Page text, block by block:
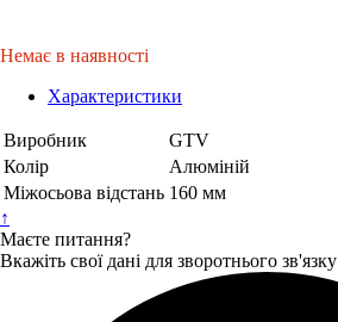
Немає в наявності
Характеристики
Виробник
GTV
Колір
Алюміній
Міжосьова відстань 160 мм
↑
Маєте питання?
Вкажіть свої дані для зворотнього зв'язку